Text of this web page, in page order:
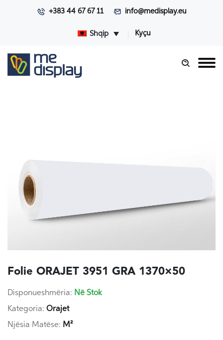
+383 44 67 67 11 info@medisplay.eu
Shqip Kyçu
Folie ORAJET 3951 GRA 1370×50
Disponueshmëria: Në Stok
Kategoria: Orajet
Njësia Matëse: M²